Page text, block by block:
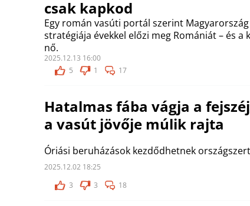
csak kapkod
Egy román vasúti portál szerint
stratégiája évekkel előzi meg Romániát – és
nő.
2025.12.13 16:00
5
1 17
Hatalmas fába vágja a
a vasút jövője múlik rajta
Óriási beruházások kezdődhetnek
2025.12.02 18:25
3
3 18